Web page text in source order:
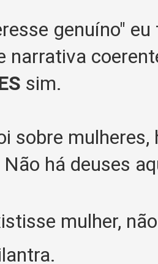
genuíno"
narrativa
sim.
sobre
há deuses
mulher,